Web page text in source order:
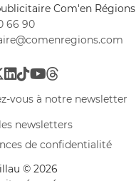
Com'en Régions
66 90
vous à notre newsletter
newsletters
de confidentialité
© 2026